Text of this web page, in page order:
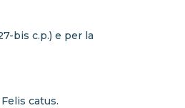
bis c.p.) e per la
catus.